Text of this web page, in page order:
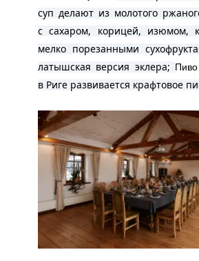
суп делают из молотого
с сахаром, корицей, изюмом,
мелко порезанными
латышская версия эклера;
в Риге развивается крафтовое